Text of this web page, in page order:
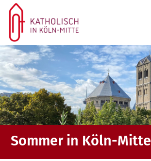
Zum Inhalt springen
Sommer in Köln-Mitte